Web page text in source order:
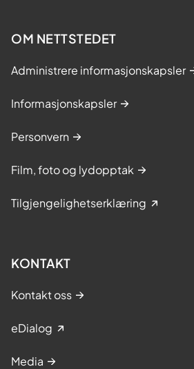
OM NETTSTEDET
Administrere informasjonskapsler
Informasjonskapsler
Personvern
Film, foto og lydopptak
Tilgjengelighetserklæring
KONTAKT
Kontakt oss
eDialog
Media